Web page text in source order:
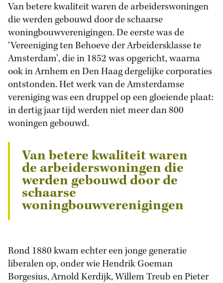
Van betere kwaliteit waren de arbeiderswoningen
die werden gebouwd door de schaarse
woningbouwverenigingen. De eerste was de
‘Vereeniging ten Behoeve der Arbeidersklasse te
Amsterdam’, die in 1852 was opgericht, waarna
ook in Arnhem en Den Haag dergelijke corporaties
ontstonden. Het werk van de Amsterdamse
vereniging was een druppel op een gloeiende plaat:
in dertig jaar tijd werden niet meer dan 800
woningen gebouwd.
Van betere kwaliteit waren
de arbeiderswoningen die
werden gebouwd door de
schaarse
woningbouwverenigingen
Rond 1880 kwam echter een jonge generatie
liberalen op, onder wie Hendrik Goeman
Borgesius, Arnold Kerdijk, Willem Treub en Pieter